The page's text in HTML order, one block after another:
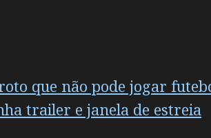
que não pode jogar
trailer e janela de estreia